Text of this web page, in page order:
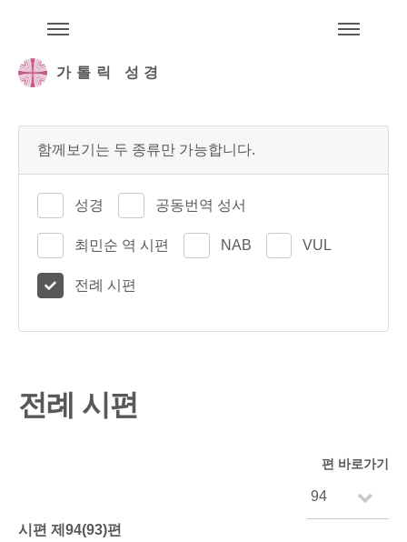
가톨릭 성경
함께보기는 두 종류만 가능합니다.
성경 공동번역 성서
최민순 역 시편 NAB VUL
전례 시편
전례 시편
편 바로가기
시편 제94(93)편